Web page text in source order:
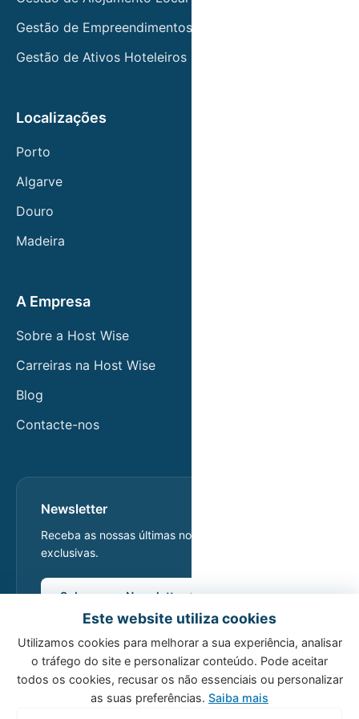
Ao confiar na Host Wise, transforma o seu
imóvel numa fonte de rendimento passivo, sem
Gestão de Empreendimentos Turísticos
Gestão de Ativos Hoteleiros
Localizações
Porto
Algarve
Douro
Madeira
A Empresa
Sobre a Host Wise
Carreiras na Host Wise
Blog
Contacte-nos
Newsletter
Receba as nossas últimas notícias e ofertas
exclusivas.
Subscrever Newsletter
Este website utiliza cookies
Utilizamos cookies para melhorar a sua experiência, analisar
o tráfego do site e personalizar conteúdo. Pode aceitar
todos os cookies, recusar os não essenciais ou personalizar
as suas preferências. Saiba mais